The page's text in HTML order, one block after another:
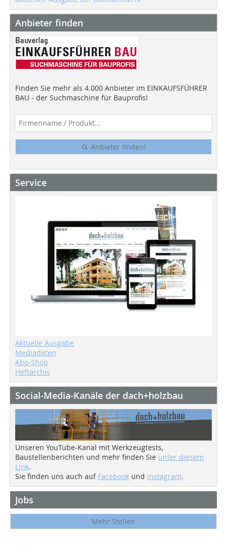
Anbieter finden
Finden Sie mehr als 4.000 Anbieter im EINKAUFSFÜHRER
BAU - der Suchmaschine für Bauprofis!
Anbieter finden!
Service
Aktuelle Ausgabe
Mediadaten
Abo-Shop
Heftarchiv
Social-Media-Kanäle der dach+holzbau
Unseren YouTube-Kanal mit Werkzeugtests,
Baustellenberichten und mehr finden Sie unter diesem
Link.
Sie finden uns auch auf Facebook und Instagram.
Jobs
Mehr Stellen